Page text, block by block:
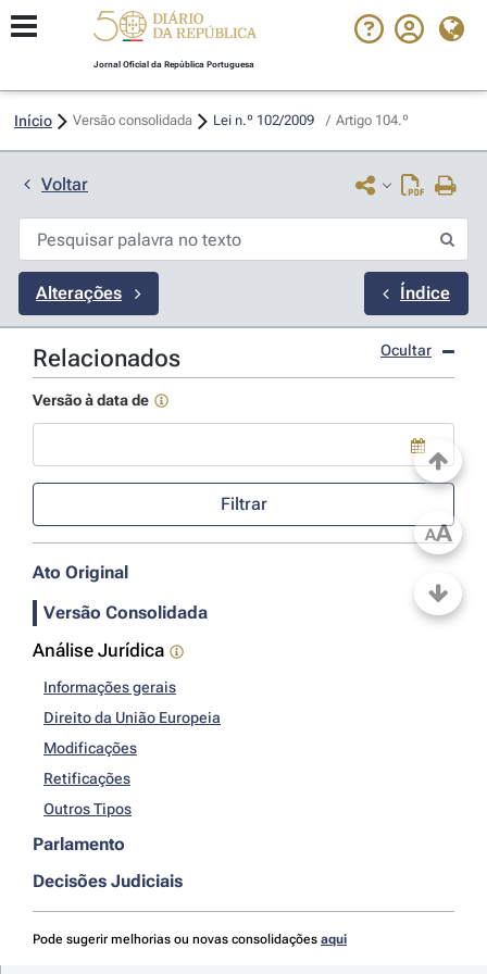
Jornal Oficial da República Portuguesa
Início Versão consolidada Lei n.º 102/2009 / Artigo 104.º
Voltar
Alterações Índice
Relacionados Ocultar
Versão à data de
Use a tecla de seta para baixo para abrir o calendário; Use as
Filtrar
Ato Original
Versão Consolidada
Análise Jurídica
Informações gerais
Direito da União Europeia
Modificações
Retificações
Outros Tipos
Parlamento
Decisões Judiciais
Pode sugerir melhorias ou novas consolidações aqui
AA